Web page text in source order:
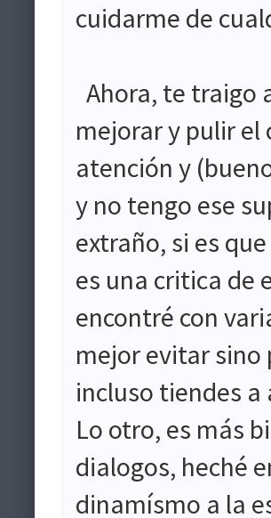
cuidarme de
Ahora, te traigo
mejorar y pulir el
atención y
y no tengo ese
extraño, si es
es una critica de
encontré con
mejor evitar sino
incluso tiendes a
Lo otro, es más
dialogos, heché
dinamísmo a la